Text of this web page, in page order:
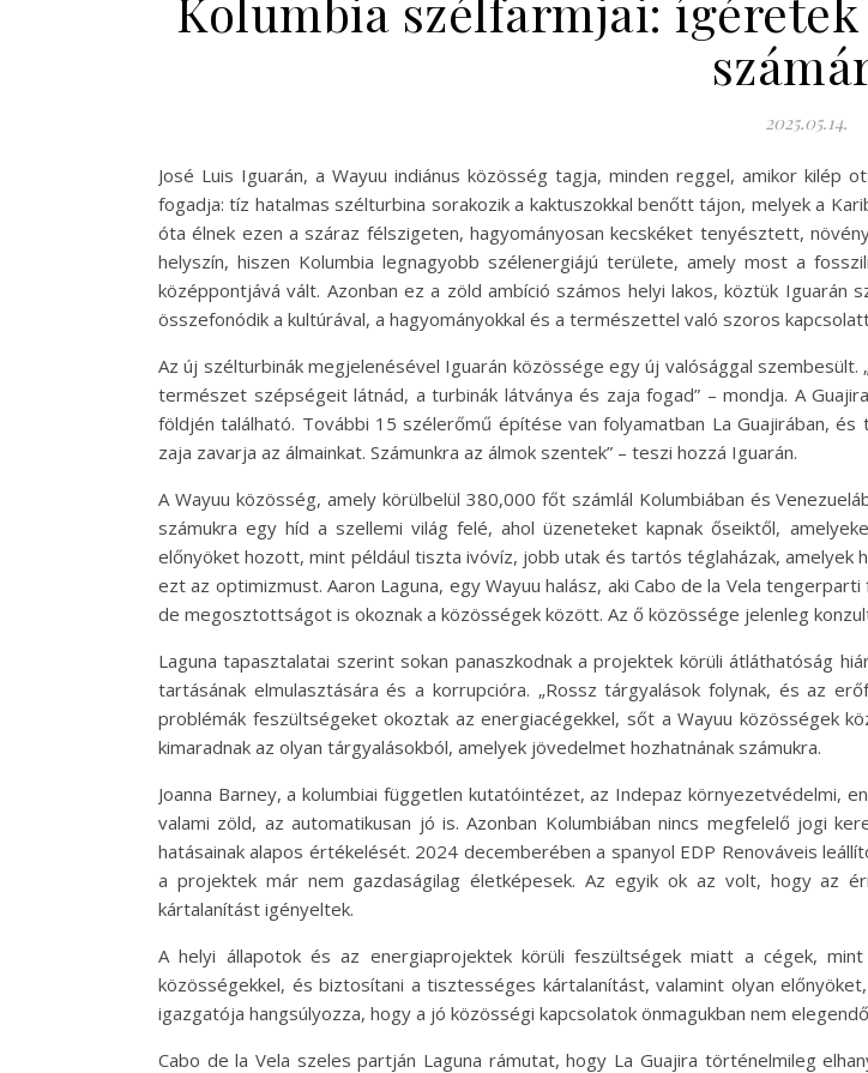
2025.05.14.
José Luis Iguarán, a Wayuu indiánus közösség tagja, minden reggel, amikor kilép
fogadja: tíz hatalmas szélturbina sorakozik a kaktuszokkal benőtt tájon, melyek a
óta élnek ezen a száraz félszigeten, hagyományosan kecskéket tenyésztett,
helyszín, hiszen Kolumbia legnagyobb szélenergiájú területe, amely most a
középpontjává vált. Azonban ez a zöld ambíció számos helyi lakos, köztük
összefonódik a kultúrával, a hagyományokkal és a természettel való szoros
Az új szélturbinák megjelenésével Iguarán közössége egy új valósággal
természet szépségeit látnád, a turbinák látványa és zaja fogad” – mondja. A
földjén található. További 15 szélerőmű építése van folyamatban La Guajirában,
zaja zavarja az álmainkat. Számunkra az álmok szentek” – teszi hozzá Iguarán.
A Wayuu közösség, amely körülbelül 380,000 főt számlál Kolumbiában és
számukra egy híd a szellemi világ felé, ahol üzeneteket kapnak őseiktől,
előnyöket hozott, mint például tiszta ivóvíz, jobb utak és tartós téglaházak,
ezt az optimizmust. Aaron Laguna, egy Wayuu halász, aki Cabo de la Vela
de megosztottságot is okoznak a közösségek között. Az ő közössége jelenleg
Laguna tapasztalatai szerint sokan panaszkodnak a projektek körüli átláthatóság
tartásának elmulasztására és a korrupcióra. „Rossz tárgyalások folynak, és az
problémák feszültségeket okoztak az energiacégekkel, sőt a Wayuu közösségek
kimaradnak az olyan tárgyalásokból, amelyek jövedelmet hozhatnának számukra.
Joanna Barney, a kolumbiai független kutatóintézet, az Indepaz környezetvédelmi,
valami zöld, az automatikusan jó is. Azonban Kolumbiában nincs megfelelő jogi
hatásainak alapos értékelését. 2024 decemberében a spanyol EDP Renováveis
a projektek már nem gazdaságilag életképesek. Az egyik ok az volt, hogy az
kártalanítást igényeltek.
A helyi állapotok és az energiaprojektek körüli feszültségek miatt a cégek,
közösségekkel, és biztosítani a tisztességes kártalanítást, valamint olyan
igazgatója hangsúlyozza, hogy a jó közösségi kapcsolatok önmagukban nem
Cabo de la Vela szeles partján Laguna rámutat, hogy La Guajira történelmileg